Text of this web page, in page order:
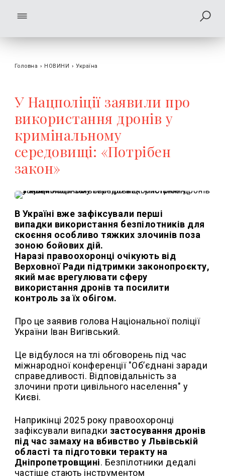
Головна › НОВИНИ › Україна
У Нацполіції заявили про
використання дронів у
кримінальному
середовищі: «Потрібен
закон»
В Україні вже зафіксували перші
випадки використання безпілотників для
скоєння особливо тяжких злочинів поза
зоною бойових дій.
Наразі правоохоронці очікують від
Верховної Ради підтримки законопроєкту,
який має врегулювати сферу
використання дронів та посилити
контроль за їх обігом.
Про це заявив голова Національної поліції
України Іван Вигівський.
Це відбулося на тлі обговорень під час
міжнародної конференції "Об’єднані заради
справедливості. Відповідальність за
злочини проти цивільного населення" у
Києві.
Наприкінці 2025 року правоохоронці
зафіксували випадки застосування дронів
під час замаху на вбивство у Львівській
області та підготовки теракту на
Дніпропетровщині. Безпілотники дедалі
частіше стають інструментом